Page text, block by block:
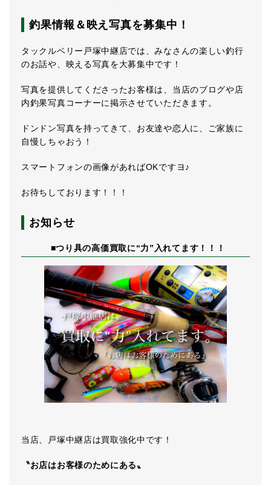
釣果情報＆映え写真を募集中！
タックルベリー戸塚中継店では、みなさんの楽しい釣行
のお話や、映える写真を大募集中です！
写真を提供してくださったお客様は、当店のブログや店
内釣果写真コーナーに掲示させていただきます。
ドンドン写真を持ってきて、お友達や恋人に、ご家族に
自慢しちゃおう！
スマートフォンの画像があればOKですヨ♪
お待ちしております！！！
お知らせ
■つり具の高価買取に“力”入れてます！！！
当店、戸塚中継店は買取強化中です！
〝お店はお客様のためにある〟